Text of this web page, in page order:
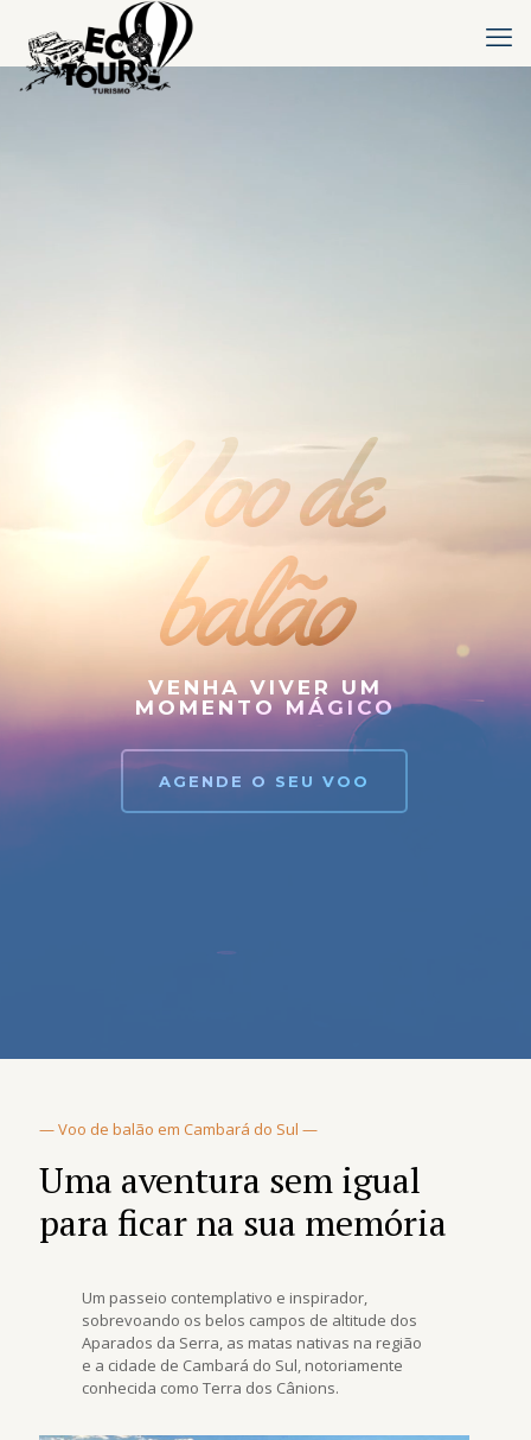
Voo de
balão
VENHA VIVER UM
MOMENTO MÁGICO
AGENDE O SEU VOO
— Voo de balão em Cambará do Sul —
Uma aventura sem igual
para ficar na sua memória
Um passeio contemplativo e inspirador,
sobrevoando os belos campos de altitude dos
Aparados da Serra, as matas nativas na região
e a cidade de Cambará do Sul, notoriamente
conhecida como Terra dos Cânions.